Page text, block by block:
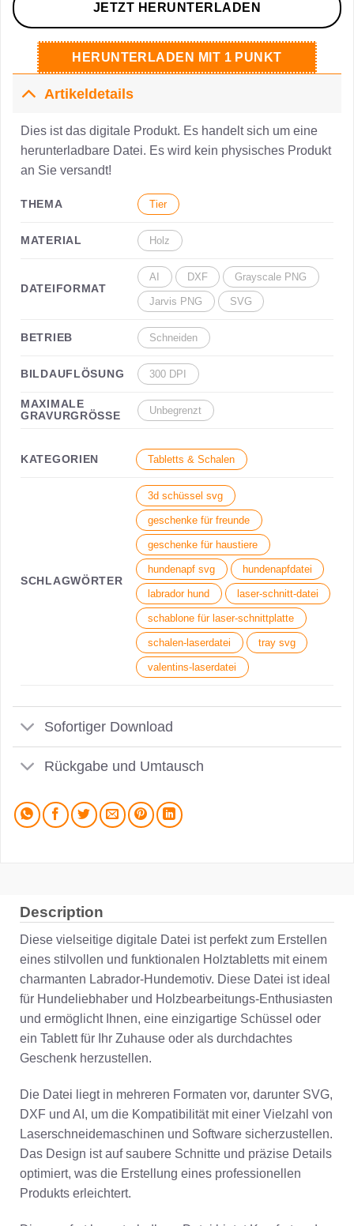
JETZT HERUNTERLADEN
HERUNTERLADEN MIT 1 PUNKT
Artikeldetails
Dies ist das digitale Produkt. Es handelt sich um eine
herunterladbare Datei. Es wird kein physisches Produkt
an Sie versandt!
THEMA Tier
MATERIAL Holz
DATEIFORMAT
AI DXF Grayscale PNG
Jarvis PNG SVG
BETRIEB Schneiden
BILDAUFLÖSUNG 300 DPI
MAXIMALE
GRAVURGRÖSSE
Unbegrenzt
KATEGORIEN Tabletts & Schalen
SCHLAGWÖRTER
3d schüssel svg
geschenke für freunde
geschenke für haustiere
hundenapf svg hundenapfdatei
labrador hund laser-schnitt-datei
schablone für laser-schnittplatte
schalen-laserdatei tray svg
valentins-laserdatei
Sofortiger Download
Rückgabe und Umtausch
Description
Diese vielseitige digitale Datei ist perfekt zum Erstellen
eines stilvollen und funktionalen Holztabletts mit einem
charmanten Labrador-Hundemotiv. Diese Datei ist ideal
für Hundeliebhaber und Holzbearbeitungs-Enthusiasten
und ermöglicht Ihnen, eine einzigartige Schüssel oder
ein Tablett für Ihr Zuhause oder als durchdachtes
Geschenk herzustellen.
Die Datei liegt in mehreren Formaten vor, darunter SVG,
DXF und AI, um die Kompatibilität mit einer Vielzahl von
Laserschneidemaschinen und Software sicherzustellen.
Das Design ist auf saubere Schnitte und präzise Details
optimiert, was die Erstellung eines professionellen
Produkts erleichtert.